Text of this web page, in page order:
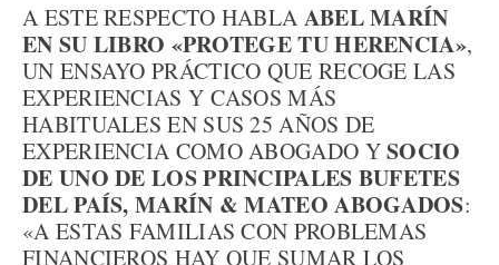
A ESTE RESPECTO HABLA ABEL MARÍN
EN SU LIBRO «PROTEGE TU HERENCIA»,
UN ENSAYO PRÁCTICO QUE RECOGE LAS
EXPERIENCIAS Y CASOS MÁS
HABITUALES EN SUS 25 AÑOS DE
EXPERIENCIA COMO ABOGADO YSOCIO
DE UNO DE LOS PRINCIPALES BUFETES
DEL PAÍS, MARÍN & MATEO ABOGADOS:
«A ESTAS FAMILIAS CON PROBLEMAS
FINANCIEROS HAY QUE SUMAR LOS